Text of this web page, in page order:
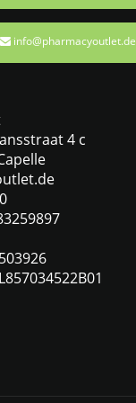
info@pharmacyoutlet.de
4 c